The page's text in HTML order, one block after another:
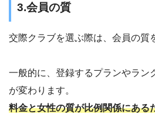
3.会員の質
交際クラブを選ぶ際は、会員の質
一般的に、登録するプランやラン
が変わります。
料金と女性の質が比例関係にある